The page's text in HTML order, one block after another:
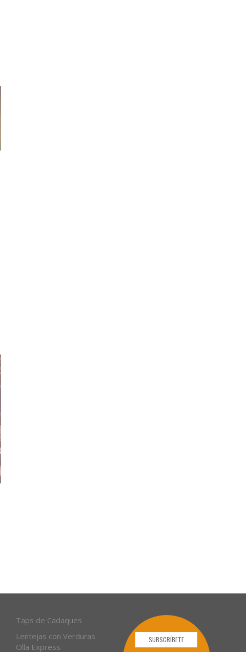
Taps de Cadaques
Lentejas con Verduras
Olla Express
SUBSCRÍBETE